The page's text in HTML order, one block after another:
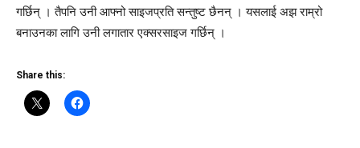
गर्छिन् । तैपनि उनी आफ्नो साइजप्रति सन्तुष्ट छैनन् । यसलाई अझ राम्रो
बनाउनका लागि उनी लगातार एक्सरसाइज गर्छिन् ।
Share this: